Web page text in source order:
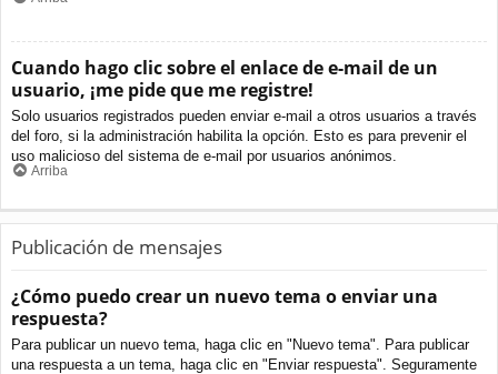
Cuando hago clic sobre el enlace de e-mail de un
usuario, ¡me pide que me registre!
Solo usuarios registrados pueden enviar e-mail a otros usuarios a través
del foro, si la administración habilita la opción. Esto es para prevenir el
uso malicioso del sistema de e-mail por usuarios anónimos.
Arriba
Publicación de mensajes
¿Cómo puedo crear un nuevo tema o enviar una
respuesta?
Para publicar un nuevo tema, haga clic en "Nuevo tema". Para publicar
una respuesta a un tema, haga clic en "Enviar respuesta". Seguramente